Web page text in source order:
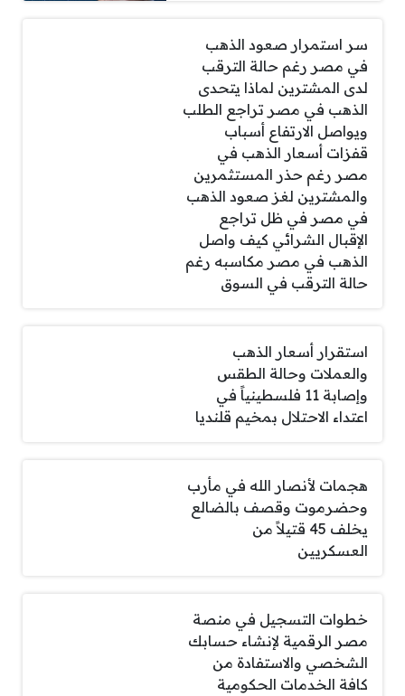
سر استمرار صعود الذهب
في مصر رغم حالة الترقب
لدى المشترين لماذا يتحدى
الذهب في مصر تراجع الطلب
ويواصل الارتفاع أسباب
قفزات أسعار الذهب في
مصر رغم حذر المستثمرين
والمشترين لغز صعود الذهب
في مصر في ظل تراجع
الإقبال الشرائي كيف واصل
الذهب في مصر مكاسبه رغم
حالة الترقب في السوق
استقرار أسعار الذهب
والعملات وحالة الطقس
وإصابة 11 فلسطينياً في
اعتداء الاحتلال بمخيم قلنديا
هجمات لأنصار الله في مأرب
وحضرموت وقصف بالضالع
يخلف 45 قتيلاً من
العسكريين
خطوات التسجيل في منصة
مصر الرقمية لإنشاء حسابك
الشخصي والاستفادة من
كافة الخدمات الحكومية